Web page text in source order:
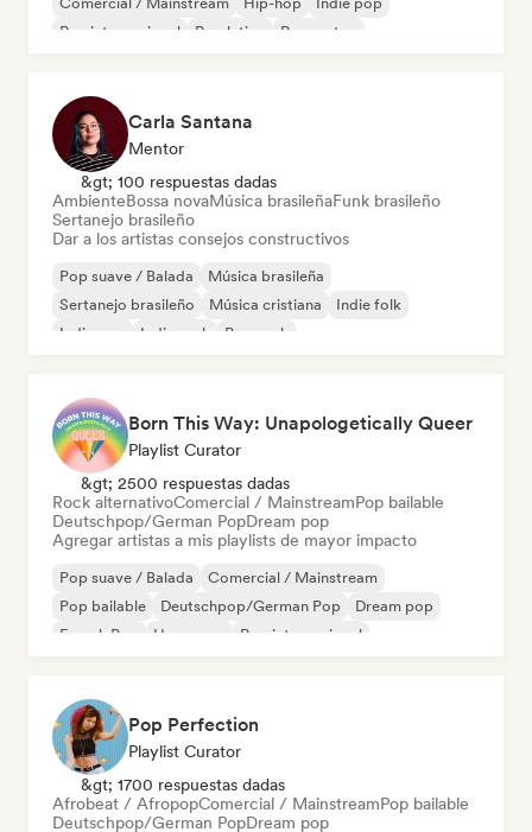
Rap internacional
Pop latino Reggaeton
Carla Santana
Mentor
&gt; 100 respuestas dadas
AmbienteBossa novaMúsica brasileñaFunk brasileño
Sertanejo brasileño
Dar a los artistas consejos constructivos
Pop suave / Balada
Música brasileña
Sertanejo brasileño
Música cristiana
Indie folk
Indie pop
Indie rock Pop rock
Born This Way: Unapologetically Queer
Playlist Curator
&gt; 2500 respuestas dadas
Rock alternativoComercial / MainstreamPop bailable
Deutschpop/German PopDream pop
Agregar artistas a mis playlists de mayor impacto
Pop suave / Balada
Comercial / Mainstream
Pop bailable
Deutschpop/German Pop
Dream pop
French Pop
Hyperpop Pop internacional
Pop Perfection
Playlist Curator
&gt; 1700 respuestas dadas
Afrobeat / AfropopComercial / MainstreamPop bailable
Deutschpop/German PopDream pop